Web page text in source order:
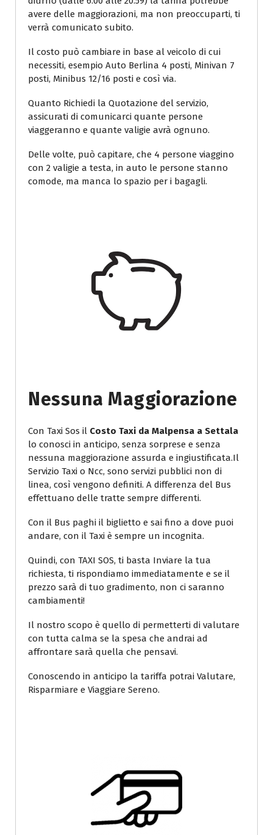
avere delle maggiorazioni, ma non preoccuparti, ti
verrà comunicato subito.
Il costo può cambiare in base al veicolo di cui
necessiti, esempio Auto Berlina 4 posti, Minivan 7
posti, Minibus 12/16 posti e così via.
Quanto Richiedi la Quotazione del servizio,
assicurati di comunicarci quante persone
viaggeranno e quante valigie avrà ognuno.
Delle volte, può capitare, che 4 persone viaggino
con 2 valigie a testa, in auto le persone stanno
comode, ma manca lo spazio per i bagagli.
Nessuna Maggiorazione
Con Taxi Sos il Costo Taxi da Malpensa a Settala
lo conosci in anticipo, senza sorprese e senza
nessuna maggiorazione assurda e ingiustificata.Il
Servizio Taxi o Ncc, sono servizi pubblici non di
linea, così vengono definiti. A differenza del Bus
effettuano delle tratte sempre differenti.
Con il Bus paghi il biglietto e sai fino a dove puoi
andare, con il Taxi è sempre un incognita.
Quindi, con TAXI SOS, ti basta Inviare la tua
richiesta, ti rispondiamo immediatamente e se il
prezzo sarà di tuo gradimento, non ci saranno
cambiamenti!
Il nostro scopo è quello di permetterti di valutare
con tutta calma se la spesa che andrai ad
affrontare sarà quella che pensavi.
Conoscendo in anticipo la tariffa potrai Valutare,
Risparmiare e Viaggiare Sereno.